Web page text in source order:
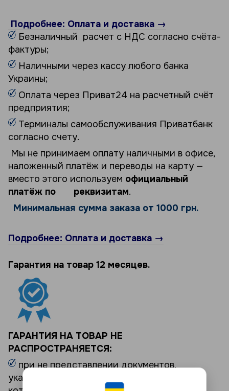
Подробнее: Оплата и доставка →
Безналичный расчет с НДС согласно счёта-
фактуры;
Наличными через кассу любого банка
Украины;
Оплата через Приват24 на расчетный счёт
предприятия;
Терминалы самообслуживания Приватбанк
согласно счету.
Мы не принимаем оплату наличными в офисе,
наложенный платёж и переводы на карту —
вместо этого используем официальный
платёж по реквизитам.
Минимальная сумма заказа от 1000 грн.
Подробнее: Оплата и доставка →
Гарантия на товар 12 месяцев.
ГАРАНТИЯ НА ТОВАР НЕ
РАСПРОСТРАНЯЕТСЯ:
при не представлении документов,
указанных выше и/или Товара, в отношении